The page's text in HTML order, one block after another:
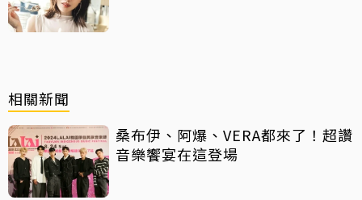
相關新聞
桑布伊、阿爆、VERA都來了！超讚
音樂饗宴在這登場